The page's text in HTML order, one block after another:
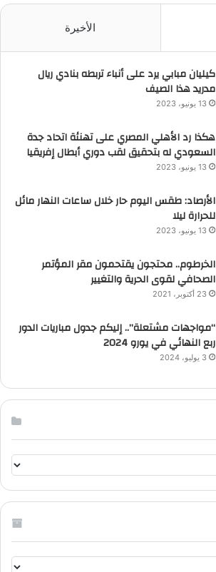
الأخيرة
كيليان مبابي يرد على أنباء تربطه بنادي ريال
مدريد هذا الصيف
13 يونيو، 2023
هكذا رد الأهلي المصري على تهنئة اتحاد جدة
السعودي له بتحقيق لقب دوري أبطال إفريقيا
13 يونيو، 2023
الأرصاد: طقس اليوم حار خلال ساعات النهار مائل
للحرارة ليلا
13 يونيو، 2023
الخرطوم.. محتجون يقتحمون مقر المؤتمر
الصحافي لقوى الحرية والتغيير
23 أكتوبر، 2021
“مواجهات مشتعلة”.. إليكم جدول مباريات الدور
ربع النهائي في يورو 2024
3 يوليو، 2024